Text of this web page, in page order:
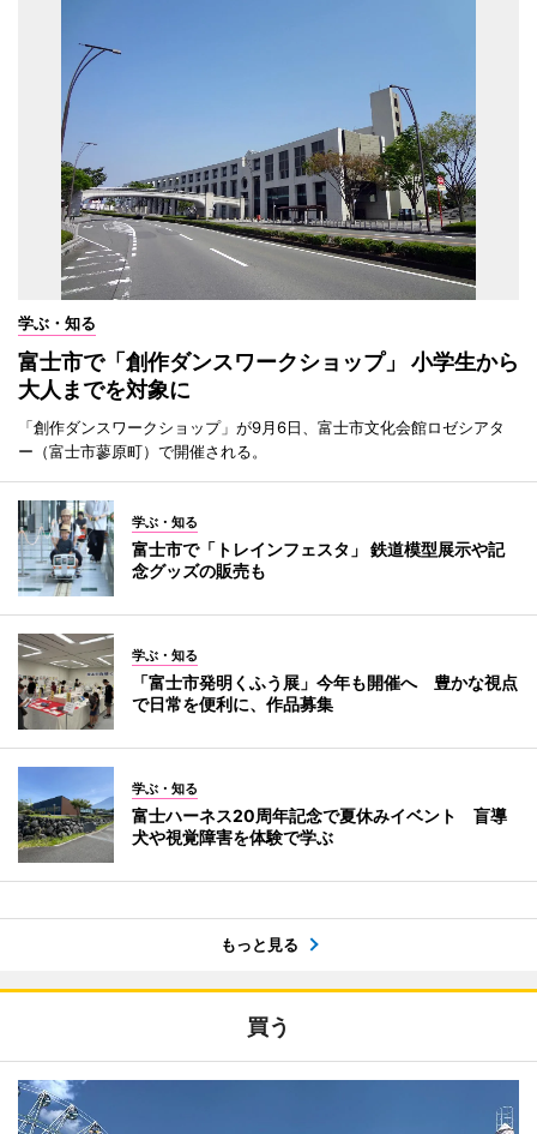
学ぶ・知る
富士市で「創作ダンスワークショップ」 小学生から
大人までを対象に
「創作ダンスワークショップ」が9月6日、富士市文化会館ロゼシアタ
ー（富士市蓼原町）で開催される。
学ぶ・知る
富士市で「トレインフェスタ」 鉄道模型展示や記
念グッズの販売も
学ぶ・知る
「富士市発明くふう展」今年も開催へ 豊かな視点
で日常を便利に、作品募集
学ぶ・知る
富士ハーネス20周年記念で夏休みイベント 盲導
犬や視覚障害を体験で学ぶ
もっと見る
買う